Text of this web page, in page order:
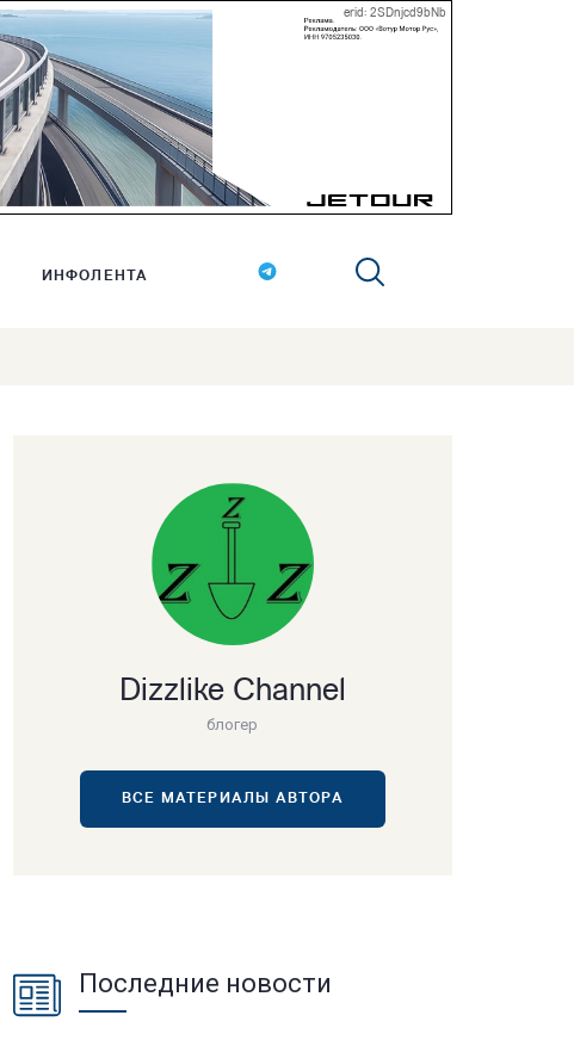
erid: 2SDnjcd9bNb
ИНФОЛЕНТА
Dizzlike Channel
блогер
ВСЕ МАТЕРИАЛЫ АВТОРА
Последние новости